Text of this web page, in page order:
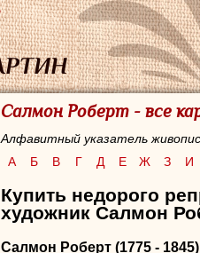
Салмон Роберт - все
Алфавитный указатель
А
Б В Г Д Е Ж З И
Купить недорого
художник Салмон
Салмон Роберт (1775 -